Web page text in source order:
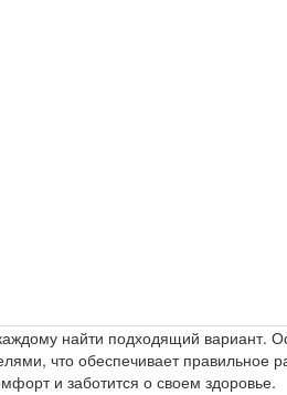
найти подходящий вариант.
что обеспечивает правильное
и заботится о своем здоровье.